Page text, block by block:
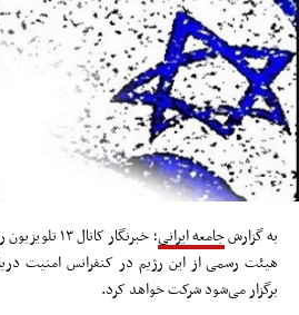
به گزارشجامعه ایرانی
؛ خبرنگار
هیئت رسمی از این رژیم در کنفرانس امنیت
برگزار می‌شود شرکت خواهد کرد.